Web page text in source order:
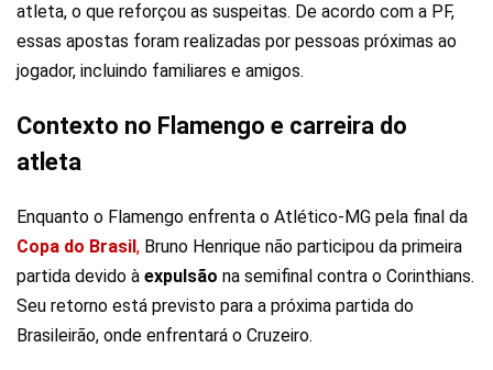
atleta, o que reforçou as suspeitas. De acordo com a PF,
essas apostas foram realizadas por pessoas próximas ao
jogador, incluindo familiares e amigos.
Contexto no Flamengo e carreira do
atleta
Enquanto o Flamengo enfrenta o Atlético-MG pela final da
Copa do Brasil , Bruno Henrique não participou da primeira
partida devido à expulsão na semifinal contra o Corinthians.
Seu retorno está previsto para a próxima partida do
Brasileirão, onde enfrentará o Cruzeiro.